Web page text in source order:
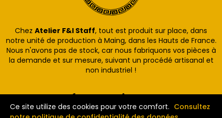
Chez Atelier F&I Staff, tout est produit sur place, dans
notre unité de production à Maing, dans les Hauts de France.
Nous n'avons pas de stock, car nous fabriquons vos pièces à
la demande et sur mesure, suivant un procédé artisanal et
non industriel !
Informations
Ce site utilize des cookies pour votre comfort. Consultez